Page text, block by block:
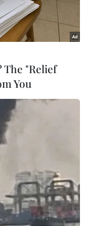
tại thủ đô Bangkok,
TTXVN)
Thái Lan
đang lập
tại các địa
đô để đối phó
do phe
The "Relief
You